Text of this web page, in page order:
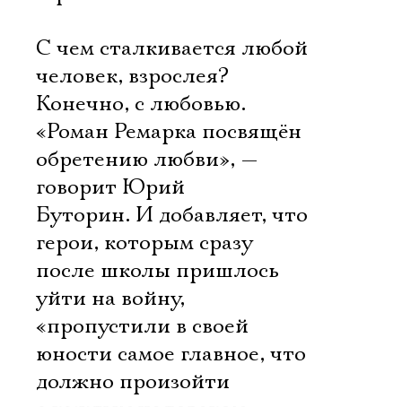
С чем сталкивается любой
человек, взрослея?
Конечно, с любовью.
«Роман Ремарка посвящён
обретению любви», —
говорит Юрий
Буторин. И добавляет, что
герои, которым сразу
после школы пришлось
уйти на войну,
«пропустили в своей
юности самое главное, что
должно произойти